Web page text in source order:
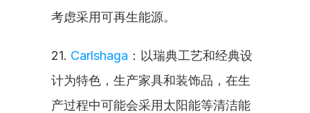
考虑采用可再生能源。
21. Carlshaga ：以瑞典工艺和经典设
计为特色，生产家具和装饰品，在生
产过程中可能会采用太阳能等清洁能